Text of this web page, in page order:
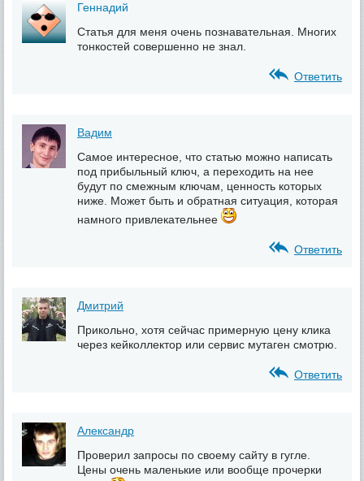
Геннадий
Статья для меня очень познавательная. Многих
тонкостей совершенно не знал.
Ответить
Вадим
Самое интересное, что статью можно написать
под прибыльный ключ, а переходить на нее
будут по смежным ключам, ценность которых
ниже. Может быть и обратная ситуация, которая
намного привлекательнее
Ответить
Дмитрий
Прикольно, хотя сейчас примерную цену клика
через кейколлектор или сервис мутаген смотрю.
Ответить
Александр
Проверил запросы по своему сайту в гугле.
Цены очень маленькие или вообще прочерки